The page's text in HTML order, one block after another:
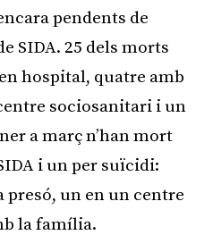
pendents de
SIDA. 25 dels morts
hospital, quatre amb
sociosanitari i un
a març n’han mort
i un per suïcidi:
presó, un en un centre
la família.